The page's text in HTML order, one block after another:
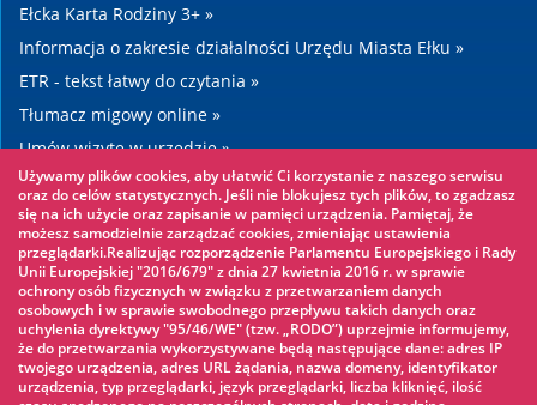
Ełcka Karta Rodziny 3+ »
Informacja o zakresie działalności Urzędu Miasta Ełku »
ETR - tekst łatwy do czytania »
Tłumacz migowy online »
Umów wizytę w urzędzie »
Drogi »
Warto zobaczyć
Park linowy »
Park Wodny »
Lodowisko »
KINOECK »
Używamy plików cookies, aby ułatwić Ci korzystanie z naszego serwisu
oraz do celów statystycznych. Jeśli nie blokujesz tych plików, to zgadzasz
się na ich użycie oraz zapisanie w pamięci urządzenia. Pamiętaj, że
możesz samodzielnie zarządzać cookies, zmieniając ustawienia
przeglądarki.Realizując rozporządzenie Parlamentu Europejskiego i Rady
Unii Europejskiej "2016/679" z dnia 27 kwietnia 2016 r. w sprawie
ochrony osób fizycznych w związku z przetwarzaniem danych
osobowych i w sprawie swobodnego przepływu takich danych oraz
uchylenia dyrektywy "95/46/WE" (tzw. „RODO”) uprzejmie informujemy,
że do przetwarzania wykorzystywane będą następujące dane: adres IP
twojego urządzenia, adres URL żądania, nazwa domeny, identyfikator
urządzenia, typ przeglądarki, język przeglądarki, liczba kliknięć, ilość